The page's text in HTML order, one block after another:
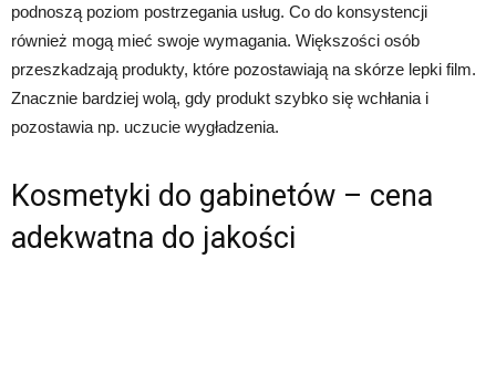
podnoszą poziom postrzegania usług. Co do konsystencji
również mogą mieć swoje wymagania. Większości osób
przeszkadzają produkty, które pozostawiają na skórze lepki film.
Znacznie bardziej wolą, gdy produkt szybko się wchłania i
pozostawia np. uczucie wygładzenia.
Kosmetyki do gabinetów – cena
adekwatna do jakości